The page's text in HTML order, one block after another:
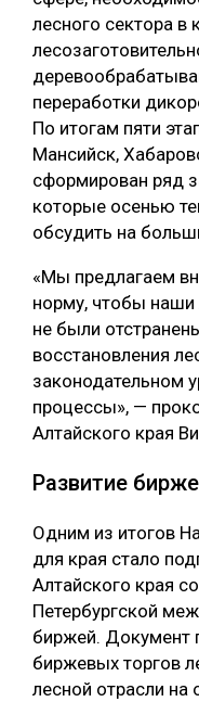
лесного сектора в
переработки
По итогам пяти
Мансийск,
сформирован ряд
которые осенью
обсудить на
«Мы предлагаем
норму, чтобы наши
не были
восстановления
законодательном
процессы», —
Алтайского края
Развитие
Одним из итогов
для края стало
Алтайского края
Петербургской
биржей. Документ
биржевых торгов
лесной отрасли